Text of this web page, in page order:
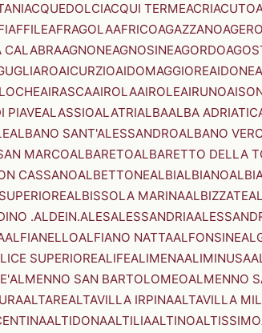
ACQUEDOLCIACQUI TERMEACRIACUTO
AFFILEAFRAGOLAAFRICOAGAZZANO
CALABRAAGNONEAGNOSINEAGORDO
AICURZIOAIDOMAGGIOREAIDONE
AIRASCAAIROLAAIROLEAIRUNO
PIAVEALASSIOALATRIALBAALBA
ALBANO SANT'ALESSANDROALBANO
MARCOALBARETOALBARETTO DELLA
CASSANOALBETTONEALBIALBIANO
ALBISSOLA MARINAALBIZZATE
.ALDEIN.ALESALESSANDRIA
ALFIANELLOALFIANO NATTAALFONSINE
SUPERIOREALIFEALIMENAALIMINUSA
ALMENNO SAN BARTOLOMEOALMENNO
ALTAREALTAVILLA IRPINAALTAVILLA
ALTIDONAALTILIAALTINOALTISSIMO